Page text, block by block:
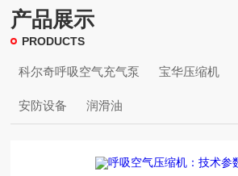
产品展示
PRODUCTS
科尔奇呼吸空气充气泵 宝华压缩机
安防设备 润滑油